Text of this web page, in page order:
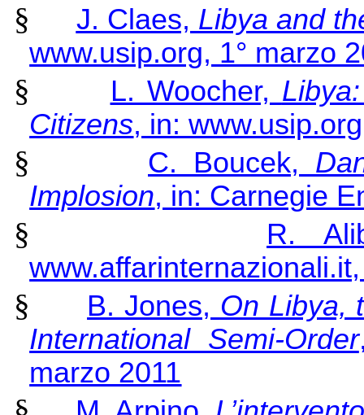
§ J. Claes, Libya and
www.usip.org, 1° marzo
§ L. Woocher,
Citizens, in:
§ C. Boucek,
Implosion, in: Carnegie
§
R.
§ B. Jones, On Libya,
International Semi-Order
marzo 2011